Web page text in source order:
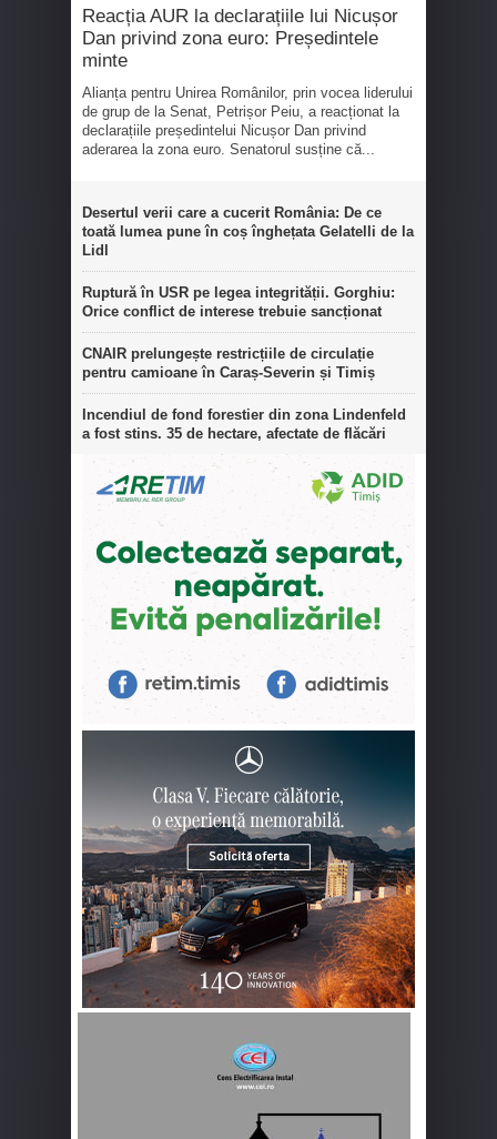
Reacția AUR la declarațiile lui Nicușor
Dan privind zona euro: Președintele
minte
Alianța pentru Unirea Românilor, prin vocea liderului
de grup de la Senat, Petrișor Peiu, a reacționat la
declarațiile președintelui Nicușor Dan privind
aderarea la zona euro. Senatorul susține că...
Desertul verii care a cucerit România: De ce
toată lumea pune în coș înghețata Gelatelli de la
Lidl
Ruptură în USR pe legea integrității. Gorghiu:
Orice conflict de interese trebuie sancționat
CNAIR prelungește restricțiile de circulație
pentru camioane în Caraș-Severin și Timiș
Incendiul de fond forestier din zona Lindenfeld
a fost stins. 35 de hectare, afectate de flăcări